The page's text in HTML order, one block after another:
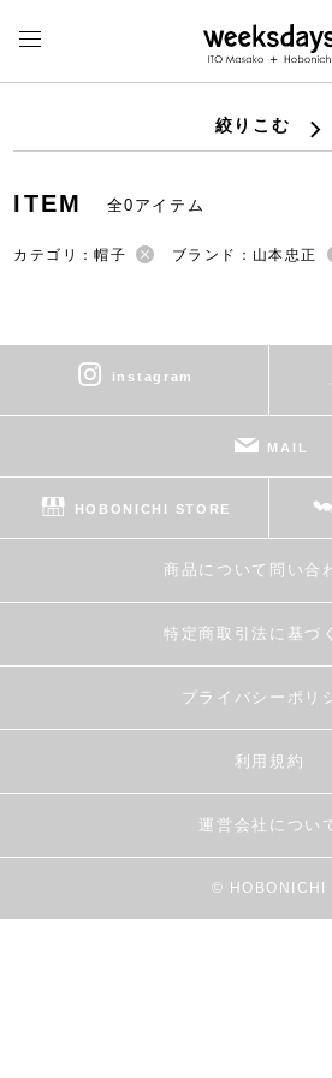
絞りこむ
ITEM 全0アイテム
カテゴリ：帽子 ブランド：山本忠正
instagram
MAIL
HOBONICHI STORE
商品について問い合
特定商取引法に基づ
プライバシーポリ
利用規約
運営会社につい
© HOBONICHI